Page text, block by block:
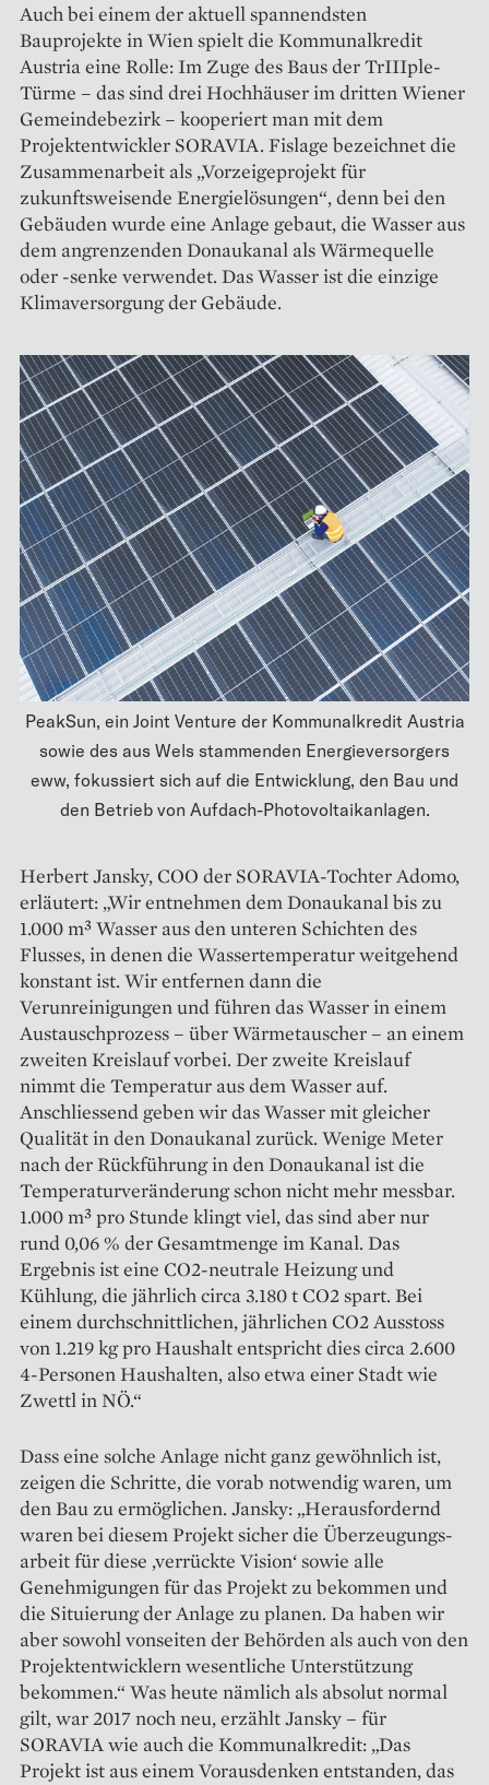
Auch bei einem der aktuell spannendsten
Bauprojekte in Wien spielt die Kommunalkredit
Austria eine Rolle: Im Zuge des Baus der TrIIIple-
Türme – das sind drei Hochhäuser im dritten Wiener
Gemeinde­bezirk – kooperiert man mit dem
Projektentwickler SORAVIA. Fislage bezeichnet die
Zusammenarbeit als „Vorzeigeprojekt für
zukunftsweisende Energielösungen“, denn bei den
Gebäuden wurde eine Anlage gebaut, die Wasser aus
dem angrenzenden Donaukanal als Wärmequelle
oder -senke verwendet. Das Wasser ist die einzige
Klimaversorgung der Gebäude.
PeakSun, ein Joint Venture der Kommunalkredit Austria
sowie des aus Wels stammenden Energieversorgers
eww, fokussiert sich auf die Entwicklung, den Bau und
den Betrieb von Aufdach-Photovoltaikanlagen.
Herbert Jansky, COO der SORA­VIA-Tochter Adomo,
erläutert: „Wir entnehmen dem Donaukanal bis zu
1.000 m³ Wasser aus den unteren Schichten des
Flusses, in denen die Wassertemperatur weitgehend
konstant ist. Wir entfernen dann die
Verunreinigungen und führen das Wasser in einem
Austauschprozess – über Wärmetauscher – an einem
zweiten Kreislauf vorbei. Der zweite Kreislauf
nimmt die Temperatur aus dem Wasser auf.
Anschliessend geben wir das Wasser mit gleicher
Qualität in den Donaukanal zurück. Wenige Meter
nach der Rückführung in den Donaukanal ist die
Temperaturveränderung schon nicht mehr messbar.
1.000 m³ pro Stunde klingt viel, das sind aber nur
rund 0,06 % der Gesamtmenge im Kanal. Das
Ergebnis ist eine CO2-neutrale Heizung und
Kühlung, die jährlich circa 3.180 t CO2 spart. Bei
einem durchschnittlichen, jährlichen CO2 Ausstoss
von 1.219 kg pro Haushalt entspricht dies circa 2.600
4-Personen Haushalten, also etwa einer Stadt wie
Zwettl in NÖ.“
Dass eine solche Anlage nicht ganz gewöhnlich ist,
zeigen die Schritte, die vorab notwendig waren, um
den Bau zu ermöglichen. Jansky: „Herausfordernd
waren bei diesem Projekt sicher die Überzeugungs­
arbeit für diese ‚verrückte Vision‘ sowie alle
Genehmigungen für das Projekt zu bekommen und
die Situierung der Anlage zu planen. Da haben wir
aber sowohl vonseiten der Behörden als auch von den
Projektentwicklern wesent­liche Unterstützung
bekommen.“ Was heute nämlich als absolut normal
gilt, war 2017 noch neu, erzählt Jansky – für
SORAVIA wie auch die Kommunalkredit: „Das
Projekt ist aus einem Vorausdenken entstanden, das